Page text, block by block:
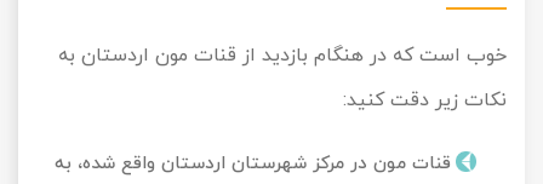
خوب است که در هنگام بازدید از قنات مون اردستان به
نکات زیر دقت کنید:
قنات مون در مرکز شهرستان اردستان واقع شده، به